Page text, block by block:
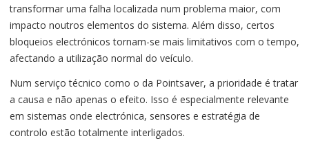
transformar uma falha localizada num problema maior, com
impacto noutros elementos do sistema. Além disso, certos
bloqueios electrónicos tornam-se mais limitativos com o tempo,
afectando a utilização normal do veículo.
Num serviço técnico como o da Pointsaver, a prioridade é tratar
a causa e não apenas o efeito. Isso é especialmente relevante
em sistemas onde electrónica, sensores e estratégia de
controlo estão totalmente interligados.